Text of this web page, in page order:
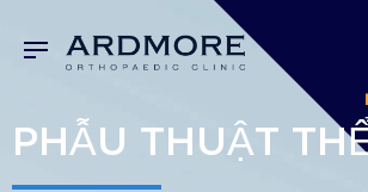
PHẪU THUẬT